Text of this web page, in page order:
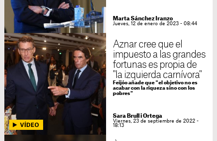
Marta Sánchez Iranzo
Jueves, 12 de enero de 2023 - 08:44
Aznar cree que el
impuesto a las grandes
fortunas es propia de
"la izquierda carnívora"
Feijóo añade que "el objetivo no es
acabar con la riqueza sino con los
pobres"
Sara Brull i Ortega
Viernes, 23 de septiembre de 2022 -
18:13